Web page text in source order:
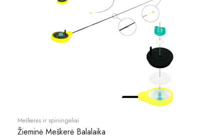
Meškerės ir spiningėliai
Žieminė Meškerė Balalaika